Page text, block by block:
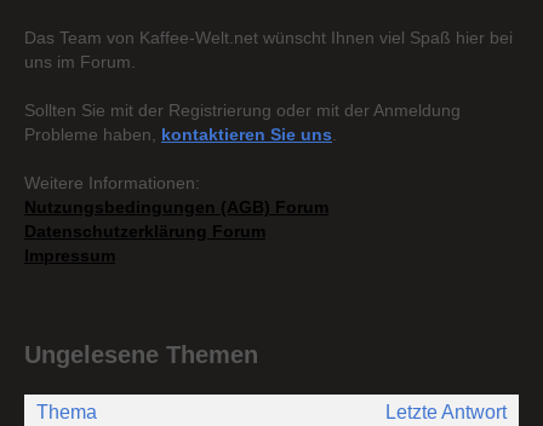
Das Team von Kaffee-Welt.net wünscht Ihnen viel Spaß hier bei
uns im Forum.
Sollten Sie mit der Registrierung oder mit der Anmeldung
Probleme haben, kontaktieren Sie uns
Weitere Informationen:
Nutzungsbedingungen (AGB) Forum
Datenschutzerklärung Forum
Impressum
Ungelesene Themen
Thema Letzte Antwort